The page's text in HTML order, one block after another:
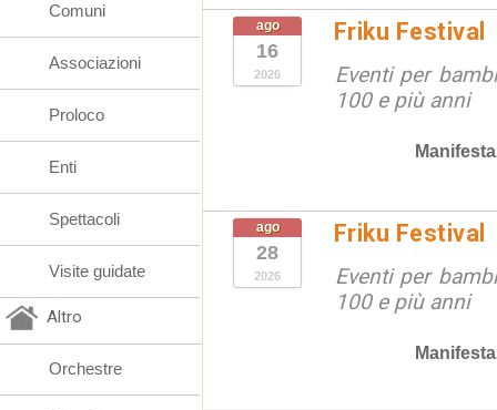
ago
16
2026
Friku Festival
Eventi per
100 e più anni
ago
28
2026
Friku Festival
Eventi per
100 e più anni
Comuni
Associazioni
Proloco
Enti
Spettacoli
Visite guidate
Altro
Orchestre